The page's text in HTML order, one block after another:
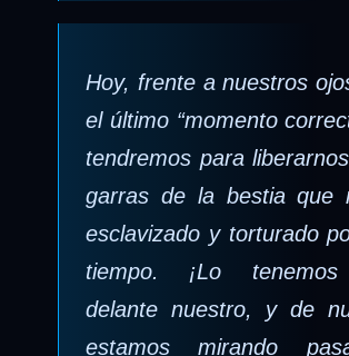
Hoy, frente a nuestros
el último “momento
tendremos para
garras de la bestia que
esclavizado y torturado
tiempo. ¡Lo
delante nuestro, y de
estamos mirando